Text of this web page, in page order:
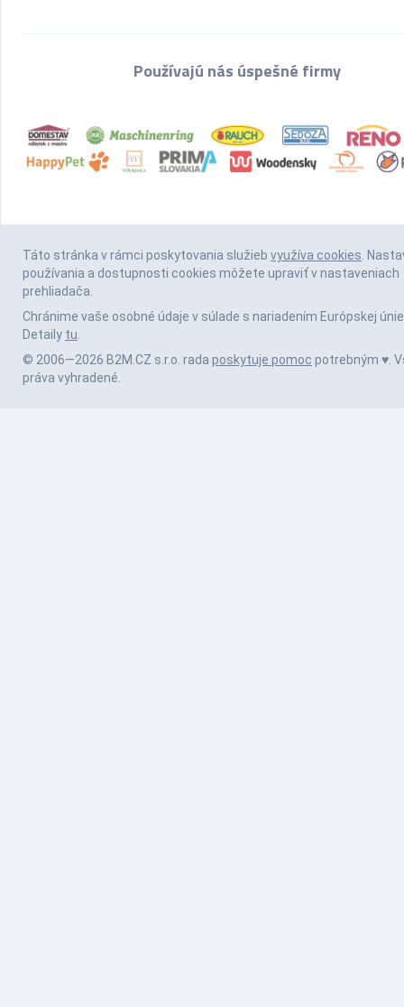
Používajú nás úspešné firmy
Táto stránka v rámci poskytovania služieb využíva cookies.
používania a dostupnosti cookies môžete upraviť v nastaveniach
prehliadača.
Chránime vaše osobné údaje v súlade s nariadením Európskej únie
Detaily tu.
© 2006—2026 B2M.CZ s.r.o. rada poskytuje pomoc potrebným ♥️.
práva vyhradené.